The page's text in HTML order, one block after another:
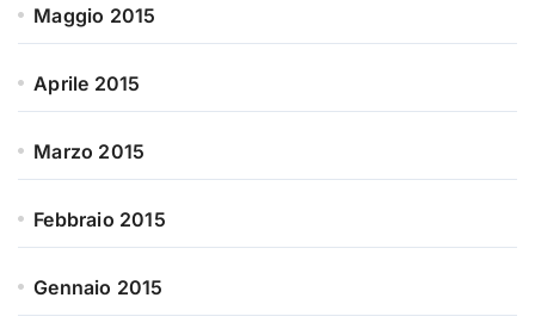
Maggio 2015
Aprile 2015
Marzo 2015
Febbraio 2015
Gennaio 2015